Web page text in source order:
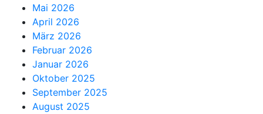
Mai 2026
April 2026
März 2026
Februar 2026
Januar 2026
Oktober 2025
September 2025
August 2025